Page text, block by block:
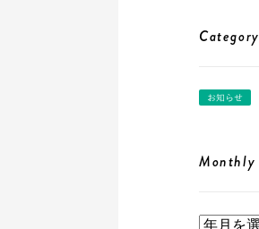
Category
お知らせ
Monthly